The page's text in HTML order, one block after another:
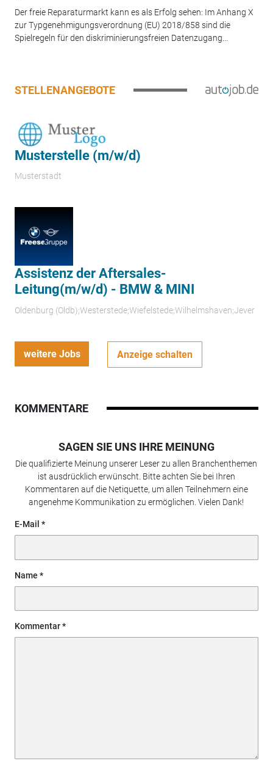
Der freie Reparaturmarkt kann es als Erfolg sehen: Im Anhang X
zur Typgenehmigungsverordnung (EU) 2018/858 sind die
Spielregeln für den diskriminierungsfreien Datenzugang...
STELLENANGEBOTE
Musterstelle (m/w/d)
Musterstadt
Assistenz der Aftersales-
Leitung(m/w/d) - BMW & MINI
Oldenburg (Oldb);Westerstede;Wiefelstede;Wilhelmshaven;Jever
weitere Jobs Anzeige schalten
KOMMENTARE
SAGEN SIE UNS IHRE MEINUNG
Die qualifizierte Meinung unserer Leser zu allen Branchenthemen
ist ausdrücklich erwünscht. Bitte achten Sie bei Ihren
Kommentaren auf die Netiquette, um allen Teilnehmern eine
angenehme Kommunikation zu ermöglichen. Vielen Dank!
E-Mail
Name
Kommentar